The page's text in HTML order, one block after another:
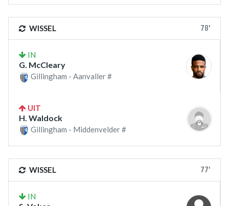
WISSEL 78'
IN
G. McCleary
Gillingham - Aanvaller #
UIT
H. Waldock
Gillingham - Middenvelder #
WISSEL 77'
IN